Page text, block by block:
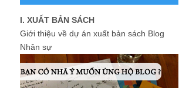
I. XUẤT BẢN SÁCH
Giới thiệu về dự án xuất bản sách Blog
Nhân sự